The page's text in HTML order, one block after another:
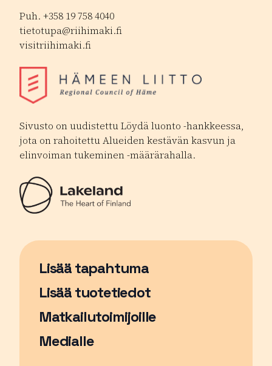
Puh. +358 19 758 4040
tietotupa@riihimaki.fi
visitriihimaki.fi
Sivusto on uudistettu Löydä luonto -hankkeessa,
jota on rahoitettu Alueiden kestävän kasvun ja
elinvoiman tukeminen -määrärahalla.
Lisää tapahtuma
Sivu avautuu uudessa ikkunassa
Lisää tuotetiedot
Matkailutoimijoille
Medialle